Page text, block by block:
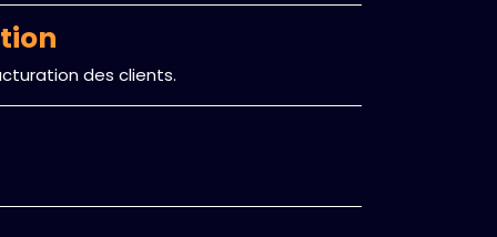
des clients.